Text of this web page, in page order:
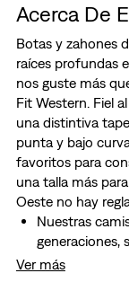
Acerca De
Botas y zahones
raíces profundas
nos guste más
Fit Western. Fiel
una distintiva
punta y bajo
favoritos para
una talla más
Oeste no hay
Nuestras
generaciones,
vestimenta
Ver más